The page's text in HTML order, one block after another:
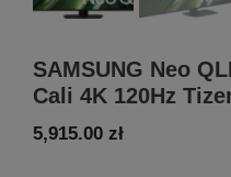
SAMSUNG Neo
Cali 4K 120Hz
5,915.00 zł